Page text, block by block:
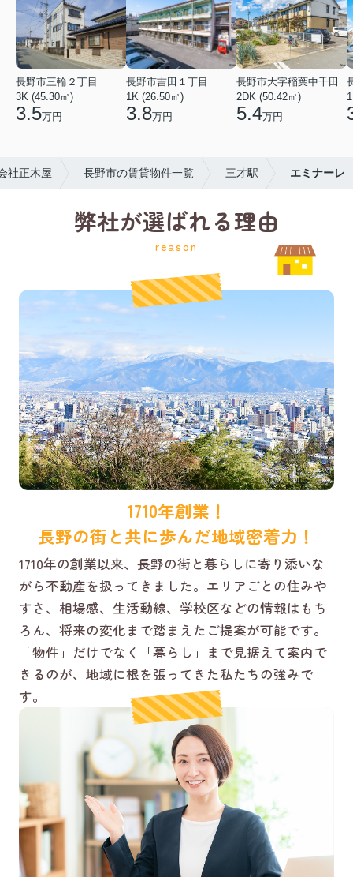
長野市三輪２丁目
3K (45.30㎡)
3.5万円
長野市吉田１丁目
1K (26.50㎡)
3.8万円
長野市大字稲葉中千田
2DK (50.42㎡)
5.4万円
社正木屋 長野市の賃貸物件一覧 三才駅 エミナーレ
弊社が選ばれる理由
reason
1710年創業！
長野の街と共に歩んだ地域密着力！
1710年の創業以来、長野の街と暮らしに寄り添いな
がら不動産を扱ってきました。エリアごとの住みや
すさ、相場感、生活動線、学校区などの情報はもち
ろん、将来の変化まで踏まえたご提案が可能です。
「物件」だけでなく「暮らし」まで見据えて案内で
きるのが、地域に根を張ってきた私たちの強みで
す。